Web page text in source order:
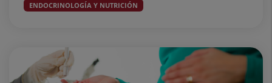
ENDOCRINOLOGÍA Y NUTRICIÓN